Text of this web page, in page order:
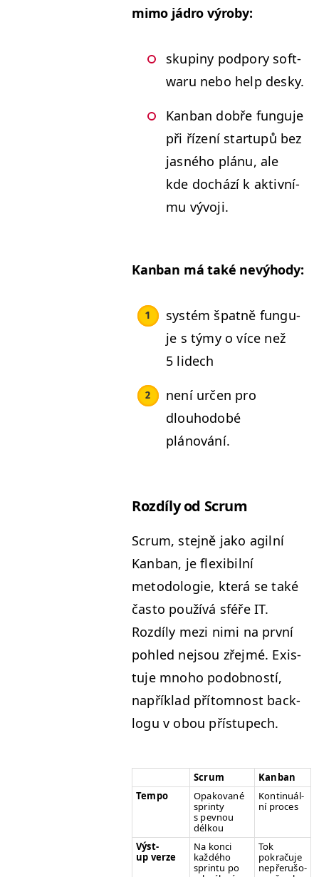
mimo jádro výroby:
skupiny pod­pory soft­
waru nebo help desky.
Kan­ban dobře fun­gu­je
při řízení star­tupů bez
jas­ného plánu, ale
kde dochází k aktivní­
mu vývoji.
Kan­ban má také nevýhody:
sys­tém špat­ně fun­gu­
je s týmy o více než
5 lidech
není určen pro
dlouhodobé
plánování.
Rozdí­ly od Scrum
Scrum, ste­jně jako agilní
Kan­ban, je flex­i­bil­ní
metodolo­gie, která se také
čas­to používá sféře IT.
Rozdí­ly mezi nimi na první
pohled nej­sou zře­jmé. Exis­
tu­je mno­ho podob­nos­tí,
napřík­lad pří­tom­nost back­
logu v obou přístupech.
Scrum
Kan­ban
Tempo
Opako­vané
sprinty
s pev­nou
délkou
Kon­tin­uál­
ní proces
Výst­
up verze
Na kon­ci
každého
sprintu po
Tok
pokraču­je
nepřerušo­